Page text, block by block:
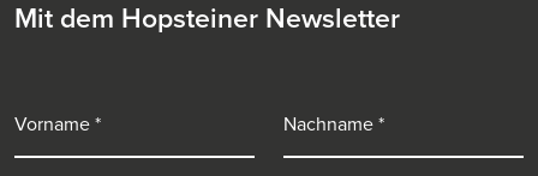
Mit dem Hopsteiner Newsletter